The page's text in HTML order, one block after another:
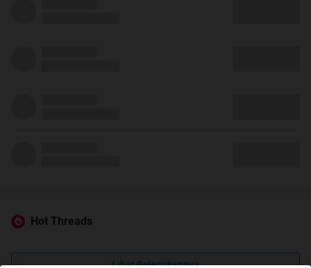
Hot Threads
Lihat Selengkapnya